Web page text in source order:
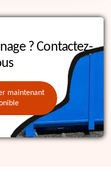
? Contactez-
maintenant